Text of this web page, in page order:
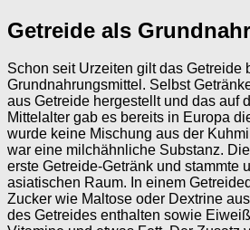
Getreide als
Schon seit Urzeiten gilt das Getreide
Grundnahrungsmittel. Selbst
aus Getreide hergestellt und das auf
Mittelalter gab es bereits in Europa
wurde keine Mischung aus der
war eine milchähnliche Substanz.
erste Getreide-Getränk und stammte
asiatischen Raum. In einem
Zucker wie Maltose oder Dextrine
des Getreides enthalten sowie